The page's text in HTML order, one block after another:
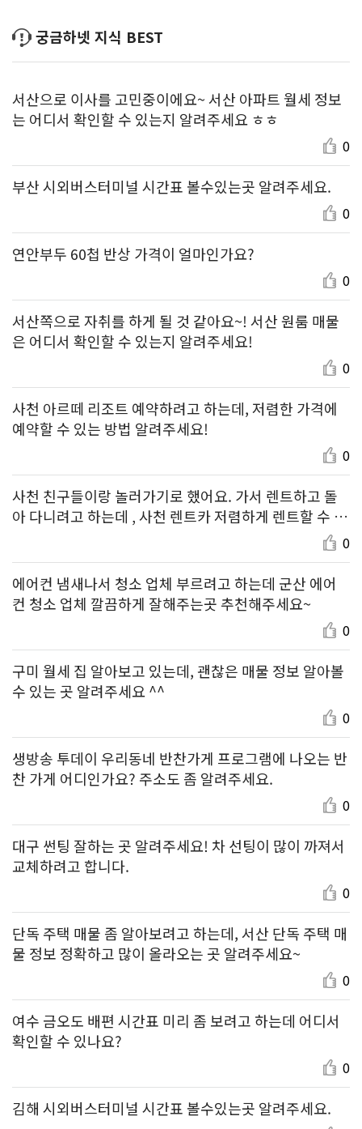
궁금하넷 지식 BEST
서산으로 이사를 고민중이에요~ 서산 아파트 월세 정보
는 어디서 확인할 수 있는지 알려주세요 ㅎㅎ
0
부산 시외버스터미널 시간표 볼수있는곳 알려주세요.
0
연안부두 60첩 반상 가격이 얼마인가요?
0
서산쪽으로 자취를 하게 될 것 같아요~! 서산 원룸 매물
은 어디서 확인할 수 있는지 알려주세요!
0
사천 아르떼 리조트 예약하려고 하는데, 저렴한 가격에
예약할 수 있는 방법 알려주세요!
0
사천 친구들이랑 놀러가기로 했어요. 가서 렌트하고 돌
아 다니려고 하는데 , 사천 렌트카 저렴하게 렌트할 수 있
0
에어컨 냄새나서 청소 업체 부르려고 하는데 군산 에어
컨 청소 업체 깔끔하게 잘해주는곳 추천해주세요~
0
구미 월세 집 알아보고 있는데, 괜찮은 매물 정보 알아볼
수 있는 곳 알려주세요 ^^
0
생방송 투데이 우리동네 반찬가게 프로그램에 나오는 반
찬 가게 어디인가요? 주소도 좀 알려주세요.
0
대구 썬팅 잘하는 곳 알려주세요! 차 선팅이 많이 까져서
교체하려고 합니다.
0
단독 주택 매물 좀 알아보려고 하는데, 서산 단독 주택 매
물 정보 정확하고 많이 올라오는 곳 알려주세요~
0
여수 금오도 배편 시간표 미리 좀 보려고 하는데 어디서
확인할 수 있나요?
0
김해 시외버스터미널 시간표 볼수있는곳 알려주세요.